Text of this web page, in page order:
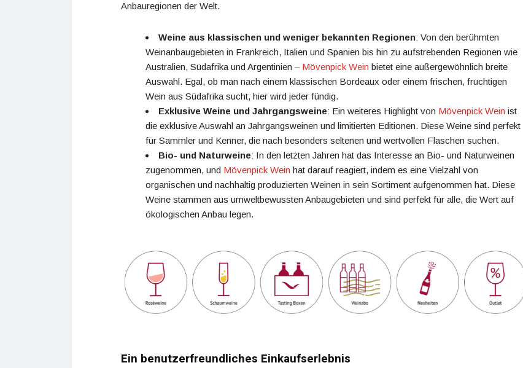
Anbauregionen der Welt.
Weine aus klassischen und weniger bekannten Regionen: Von den berühmten
Weinanbaugebieten in Frankreich, Italien und Spanien bis hin zu aufstrebenden Regionen wie
Australien, Südafrika und Argentinien – Mövenpick Wein bietet eine außergewöhnlich breite
Auswahl. Egal, ob man nach einem klassischen Bordeaux oder einem frischen, fruchtigen
Wein aus Südafrika sucht, hier wird jeder fündig.
Exklusive Weine und Jahrgangsweine: Ein weiteres Highlight von Mövenpick Wein ist
die exklusive Auswahl an Jahrgangsweinen und limitierten Editionen. Diese Weine sind perfekt
für Sammler und Kenner, die nach besonders seltenen und wertvollen Flaschen suchen.
Bio- und Naturweine: In den letzten Jahren hat das Interesse an Bio- und Naturweinen
zugenommen, und Mövenpick Wein hat darauf reagiert, indem es eine Vielzahl von
organischen und nachhaltig produzierten Weinen in sein Sortiment aufgenommen hat. Diese
Weine stammen aus umweltbewussten Anbaugebieten und sind perfekt für alle, die Wert auf
ökologischen Anbau legen.
Ein benutzerfreundliches Einkaufserlebnis